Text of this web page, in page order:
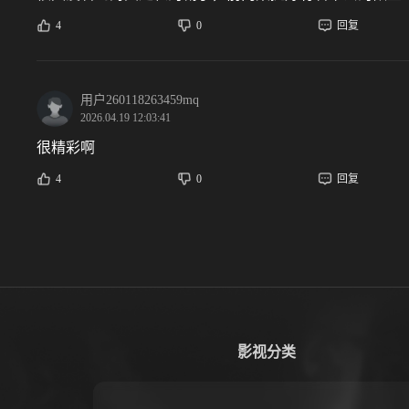
4 0 回复
用户260118263459mq
2026.04.19 12:03:41
很精彩啊
4 0 回复
影视分类